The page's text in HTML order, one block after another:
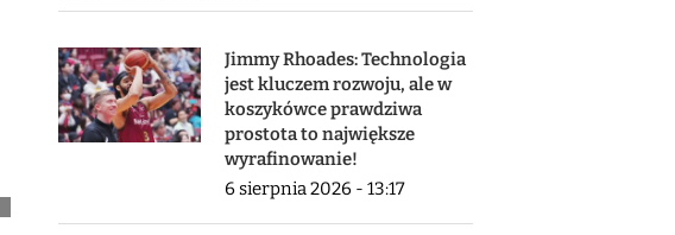
Jimmy Rhoades: Technologia
jest kluczem rozwoju, ale w
koszykówce prawdziwa
prostota to największe
wyrafinowanie!
6 sierpnia 2026 - 13:17